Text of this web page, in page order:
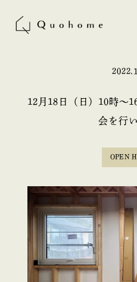
12月18日（日）10時〜
会を行
OPEN